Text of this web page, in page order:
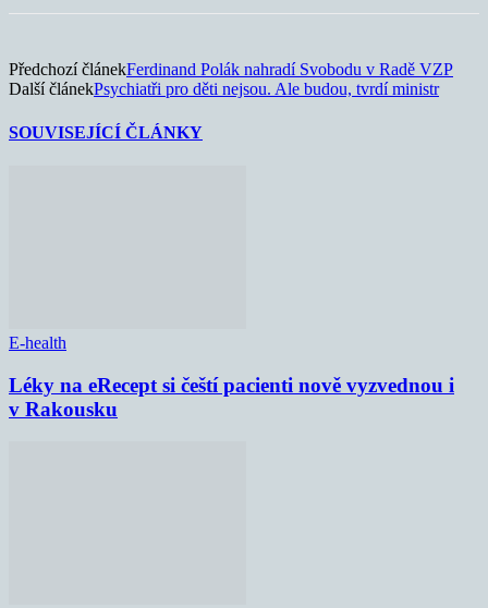
Předchozí článekFerdinand Polák nahradí Svobodu v Radě VZP
Další článekPsychiatři pro děti nejsou. Ale budou, tvrdí ministr
SOUVISEJÍCÍ ČLÁNKY
E-health
Léky na eRecept si čeští pacienti nově vyzvednou i
v Rakousku